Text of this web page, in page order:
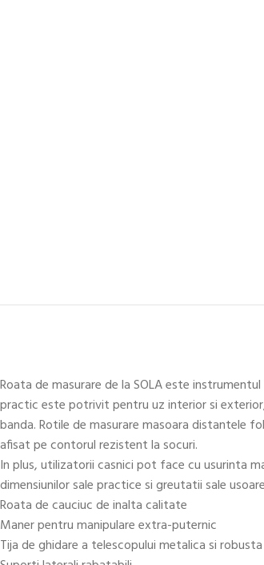
Roata de masurare de la SOLA este
practic este potrivit pentru uz interior si
banda. Rotile de masurare masoara distantele
afisat pe contorul rezistent la socuri.
In plus, utilizatorii casnici pot face cu usurinta
dimensiunilor sale practice si greutatii sale
Roata de cauciuc de inalta calitate
Maner pentru manipulare extra-puternic
Tija de ghidare a telescopului metalica si robusta